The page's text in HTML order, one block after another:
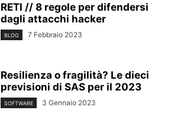
RETI // 8 regole per difendersi
dagli attacchi hacker
BLOG 7 Febbraio 2023
Resilienza o fragilità? Le dieci
previsioni di SAS per il 2023
SOFTWARE 3 Gennaio 2023